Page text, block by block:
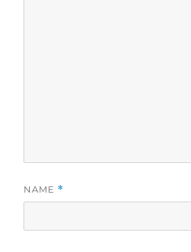
NAME *